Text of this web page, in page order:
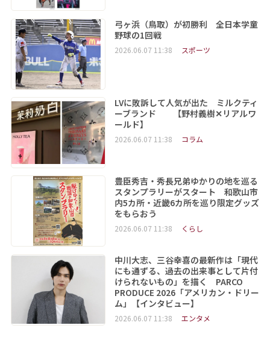
弓ヶ浜（鳥取）が初勝利 全日本学童
野球の1回戦
2026.06.07 11:38 スポーツ
LVに敗訴して人気が出た ミルクティ
ーブランド 【野村義樹✕リアルワ
ールド】
2026.06.07 11:38 コラム
豊臣秀吉・秀長兄弟ゆかりの地を巡る
スタンプラリーがスタート 和歌山市
内5カ所・近畿6カ所を巡り限定グッズ
をもらおう
2026.06.07 11:38 くらし
中川大志、三谷幸喜の最新作は「現代
にも通ずる、過去の出来事として片付
けられないもの」を描く PARCO
PRODUCE 2026「アメリカン・ドリー
ム」【インタビュー】
2026.06.07 11:38 エンタメ